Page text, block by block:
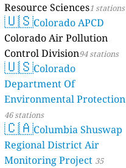
Resource Sciences1 stations
🇺🇸Colorado APCD
Colorado Air Pollution
Control Division94 stations
🇺🇸Colorado
Department Of
Environmental Protection
46 stations
🇨🇦Columbia Shuswap
Regional District Air
Monitoring Project 35